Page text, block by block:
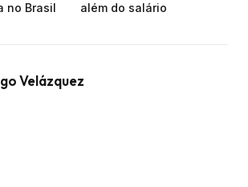
no Brasil
além do salário
Velázquez